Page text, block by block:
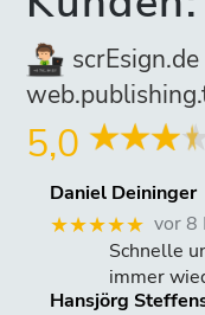
5,0
Daniel Deininger
★★★★★ vor 8
Schnelle
immer
Hansjörg